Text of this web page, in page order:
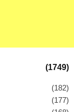
(1749)
(182)
(177)